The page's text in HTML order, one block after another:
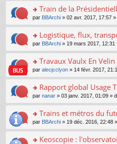
e
nt
s
ré
c
e
nt
le
pl
u
s
ré
c
e
nt
n
n
le
pl
u
s
ré
c
e
nt
a
g
e
n
n
le
pl
u
s
ré
c
e
nt
le
m
e
s
a
g
e
n
n
le
pl
u
s
ré
c
e
nt
s
ult
er
le
m
e
s
a
g
e
n
n
le
pl
u
s
o
n
s
ult
er
le
m
e
s
a
g
e
n
n
le
Train de la
par BBArchi » 02 avr. 2017, 17:57 »
o
n
s
ult
er
le
m
e
s
a
g
e
n
Logistique, flux,
par BBArchi » 19 mars 2017, 12:31
o
n
s
ult
er
le
m
e
s
a
Travaux Vaulx En Velin
par alecjcclyon » 14 févr. 2017,
o
n
s
ult
er
le
m
Rapport global Usage
par nanar » 03 janv. 2017, 01:09 »
o
n
s
Trains et métros du
par BBArchi » 19 déc. 2016, 22:48
Keoscopie :